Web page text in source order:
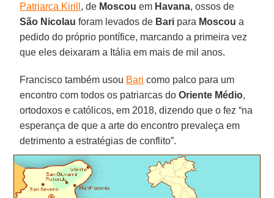
Patriarca Kirill , de Moscou em Havana, ossos de
São Nicolau foram levados de Bari para Moscou a
pedido do próprio pontífice, marcando a primeira vez
que eles deixaram a Itália em mais de mil anos.
Francisco também usou Bari como palco para um
encontro com todos os patriarcas doOriente Médio,
ortodoxos e católicos, em 2018, dizendo que o fez “na
esperança de que a arte do encontro prevaleça em
detrimento a estratégias de conflito”.